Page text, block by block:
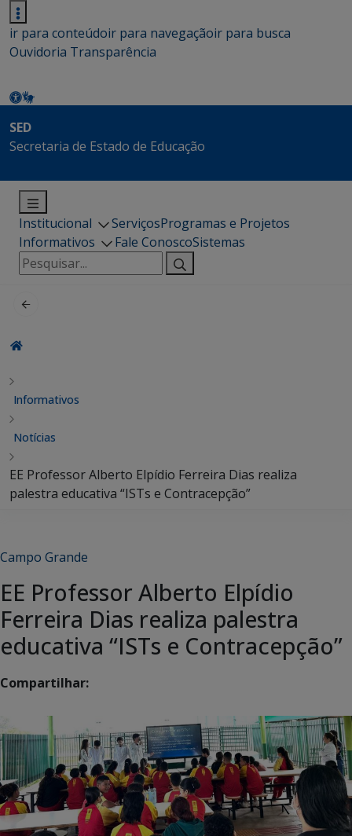
ir para conteúdoir para navegaçãoir para busca
Ouvidoria Transparência
SED
Secretaria de Estado de Educação
Institucional ServiçosProgramas e Projetos
Informativos
Fale ConoscoSistemas
Pesquisar
por:
Informativos
Notícias
EE Professor Alberto Elpídio Ferreira Dias realiza
palestra educativa “ISTs e Contracepção”
Campo Grande
EE Professor Alberto Elpídio
Ferreira Dias realiza palestra
educativa “ISTs e Contracepção”
Compartilhar: